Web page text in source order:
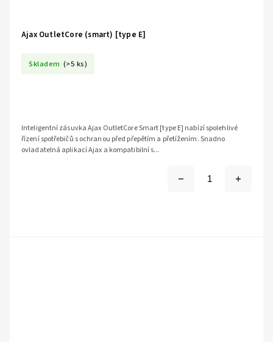
Ajax OutletCore (smart) [type E]
Skladem (>5 ks)
Inteligentní zásuvka Ajax OutletCore Smart [type E] nabízí spolehlivé
řízení spotřebičů s ochranou před přepětím a přetížením. Snadno
ovladatelná aplikací Ajax a kompatibilní s...